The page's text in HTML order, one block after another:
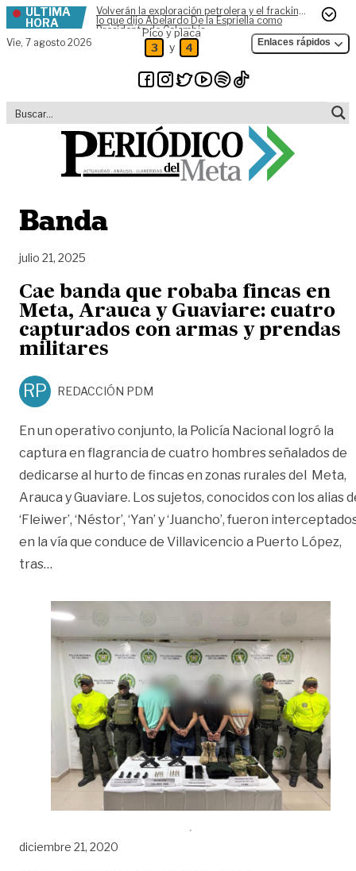
Skip to content
ÚLTIMA
HORA
Volverán la exploración petrolera y el fracking,
lo que dijo Abelardo De la Espriella como
Presidente de Colombia
Vie, 7 agosto 2026
Pico y placa
3 y 4 Enlaces rápidos
Banda
julio 21, 2025
Cae banda que robaba fincas en
Meta, Arauca y Guaviare: cuatro
capturados con armas y prendas
militares
RP REDACCIÓN PDM
En un operativo conjunto, la Policía Nacional logró la
captura en flagrancia de cuatro hombres señalados de
dedicarse al hurto de fincas en zonas rurales del Meta,
Arauca y Guaviare. Los sujetos, conocidos con los alias
‘Fleiwer’, ‘Néstor’, ‘Yan’ y ‘Juancho’, fueron
en la vía que conduce de Villavicencio a Puerto López,
tras…
diciembre 21, 2020